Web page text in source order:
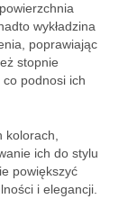
wykładzina
poprawiając
stopnie
podnosi ich
kolorach,
ich do stylu
powiększyć
i elegancji.